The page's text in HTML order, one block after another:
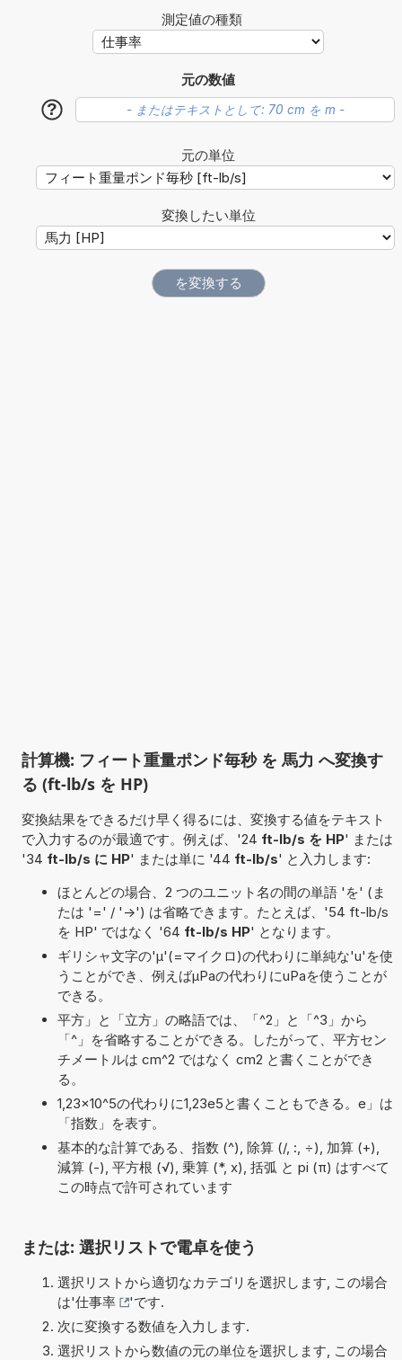
測定値の種類
元の数値
?
元の単位
変換したい単位
計算機: フィート重量ポンド毎秒 を 馬力 へ変換す
る (ft-lb/s を HP)
変換結果をできるだけ早く得るには、変換する値をテキスト
で入力するのが最適です。例えば、'24 ft-lb/s を HP' または
'34 ft-lb/s に HP' または単に '44 ft-lb/s' と入力します:
ほとんどの場合、2 つのユニット名の間の単語 'を' (ま
たは '=' / '->') は省略できます。たとえば、'54 ft-lb/s
を HP' ではなく '64 ft-lb/s HP' となります。
ギリシャ文字の'μ'(=マイクロ)の代わりに単純な'u'を使
うことができ、例えばµPaの代わりにuPaを使うことが
できる。
平方」と「立方」の略語では、「^2」と「^3」から
「^」を省略することができる。したがって、平方セン
チメートルは cm^2 ではなく cm2 と書くことができ
る。
1,23×10^5の代わりに1,23e5と書くこともできる。e」は
「指数」を表す。
基本的な計算である、指数 (^), 除算 (/, :, ÷), 加算 (+),
減算 (-), 平方根 (√), 乗算 (*, x), 括弧 と pi (π) はすべて
この時点で許可されています
または: 選択リストで電卓を使う
選択リストから適切なカテゴリを選択します, この場合
は'仕事率
'です.
次に変換する数値を入力します.
選択リストから数値の元の単位を選択します, この場合